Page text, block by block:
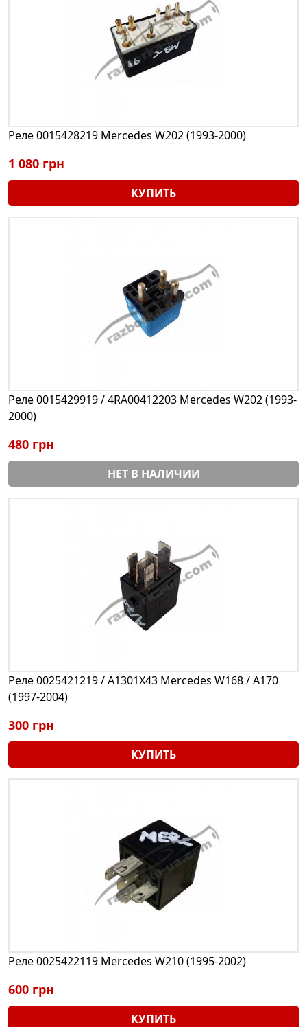
Реле 0015428219 Mercedes W202 (1993-2000)
1 080 грн
КУПИТЬ
Реле 0015429919 / 4RA00412203 Mercedes W202 (1993-
2000)
480 грн
НЕТ В НАЛИЧИИ
Реле 0025421219 / A1301X43 Mercedes W168 / A170
(1997-2004)
300 грн
КУПИТЬ
Реле 0025422119 Mercedes W210 (1995-2002)
600 грн
КУПИТЬ